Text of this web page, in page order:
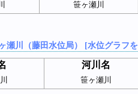
笹ヶ瀬川
瀬川（藤田水位局） [水位グラフ
河川名
笹ヶ瀬川